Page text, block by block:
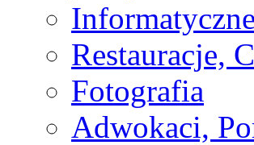
Informatyczne
Restauracje,
Fotografia
Adwokaci,